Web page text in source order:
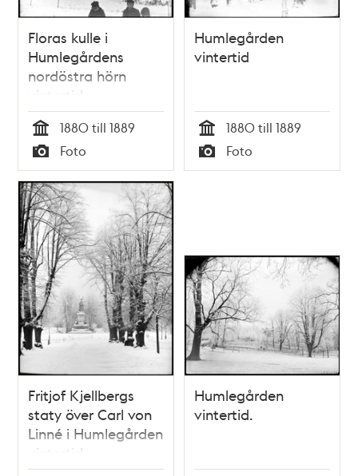
Floras kulle i
Humlegårdens
nordöstra hörn
vintertid
Tid
1880 till 1889
Typ
Foto
Humlegården
vintertid
Tid
1880 till 1889
Typ
Foto
Fritjof Kjellbergs
staty över Carl von
Linné i Humlegården
vintertid
Humlegården
vintertid.